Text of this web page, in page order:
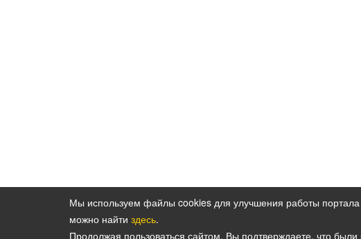
Политика конфиденциальности персональных
Мы используем файлы cookies для улучшения работы
можно найти здесь.
Продолжая пользоваться сайтом, Вы подтверждаете, что